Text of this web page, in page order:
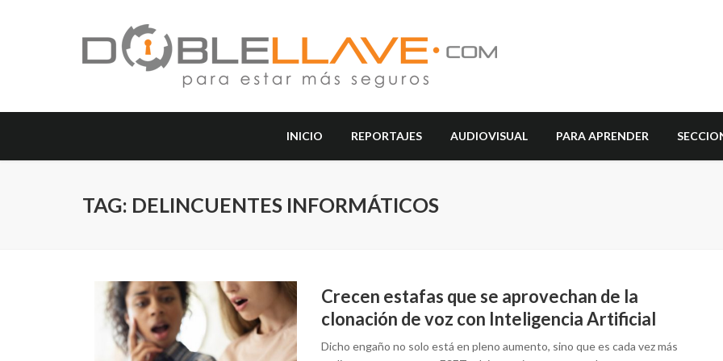
INICIO REPORTAJES AUDIOVISUAL PARA APRENDER
TAG: DELINCUENTES INFORMÁTICOS
Crecen estafas que se aprovechan de la
clonación de voz con Inteligencia Artificial
Dicho engaño no solo está en pleno aumento, sino que es cada vez más